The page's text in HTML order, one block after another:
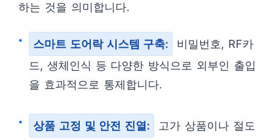
하는 것을 의미합니다.
스마트 도어락 시스템 구축:
비밀번호, RF카
드, 생체인식 등 다양한 방식으로 외부인 출입
을 효과적으로 통제합니다.
상품 고정 및 안전 진열:
고가 상품이나 절도